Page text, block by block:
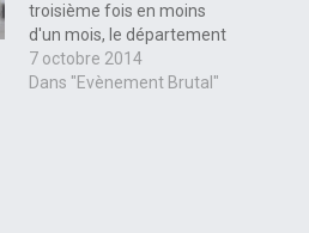
troisième fois en moins
d'un mois, le département
fait face à des pluies
diluviennes qui font des
7 octobre 2014
Dans "Evènement Brutal"